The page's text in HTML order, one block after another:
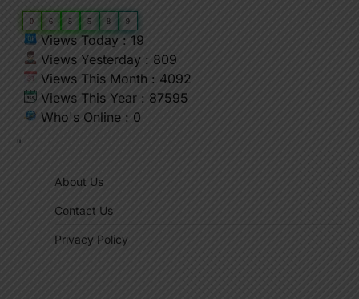
0 6 5 5 8 9
Views Today : 19
Views Yesterday : 809
Views This Month : 4092
Views This Year : 87595
Who's Online : 0
"
About Us
Contact Us
Privacy Policy